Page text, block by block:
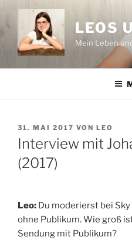
Zum
springen
LEOS
Mein Leben
VERÖFFENTLICHT
AM
31. MAI 2017 VON LEO
Interview mit
(2017)
Leo: Du moderierst bei
ohne Publikum. Wie groß
Sendung mit Publikum?